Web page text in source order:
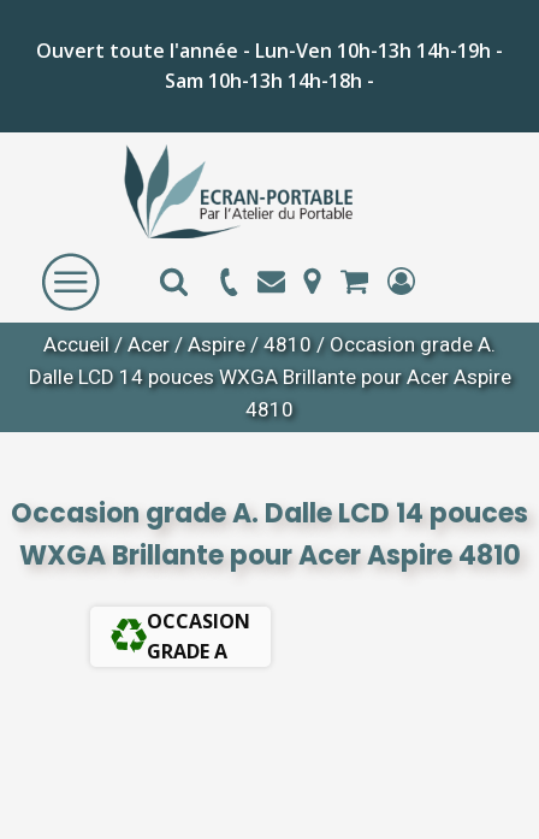
Ouvert toute l'année - Lun-Ven 10h-13h 14h-19h -
Sam 10h-13h 14h-18h -
Accueil/ Acer / Aspire/ 4810 / Occasion grade A.
Dalle LCD 14 pouces WXGA Brillante pour Acer Aspire
4810
Occasion grade A. Dalle LCD 14 pouces
WXGA Brillante pour Acer Aspire 4810
OCCASION
GRADE A